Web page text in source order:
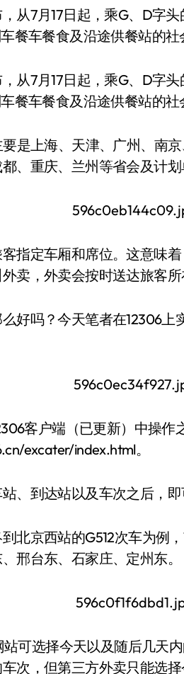
餐车餐食及沿途供餐站的社
从7月17日起，乘G、D字
餐车餐食及沿途供餐站的社
是上海、天津、广州、南
、重庆、兰州等省会及计划
指定车厢和席位。这意味
卖，外卖会按时送达旅客所
好吗？今天笔者在12306
客户端（已更新）中操作
excater/index.html。
、到达站以及车次之后，即
北京西站的G512次车为例
邢台东、石家庄、定州东。
可选择今天以及随后几天
次，但第三方外卖只能选择